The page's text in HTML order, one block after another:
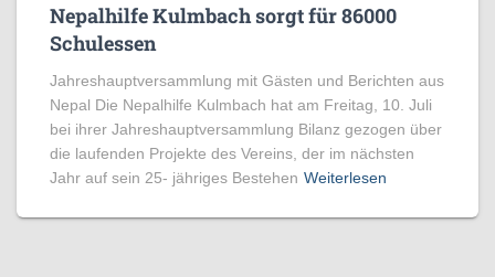
Nepalhilfe Kulmbach sorgt für 86000
Schulessen
Jahreshauptversammlung mit Gästen und Berichten aus
Nepal Die Nepalhilfe Kulmbach hat am Freitag, 10. Juli
bei ihrer Jahreshauptversammlung Bilanz gezogen über
die laufenden Projekte des Vereins, der im nächsten
Jahr auf sein 25- jähriges Bestehen Weiterlesen